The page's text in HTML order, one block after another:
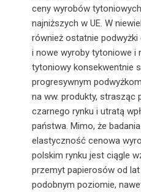
ceny wyrobów
najniższych w UE. W
również ostatnie
i nowe wyroby tytoniowe i
tytoniowy konsekwentnie
progresywnym
na ww. produkty, strasząc
czarnego rynku i utratą
państwa. Mimo, że
elastyczność cenowa
polskim rynku jest ciągle
przemyt papierosów od
podobnym poziomie,